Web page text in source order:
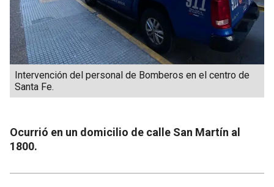
Intervención del personal de Bomberos en el centro de
Santa Fe.
Ocurrió en un domicilio de calle San Martín al
1800.